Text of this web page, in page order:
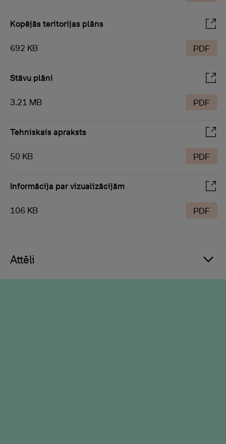
Kopējās teritorijas plāns
692 KB PDF
Stāvu plāni
3.21 MB PDF
Tehniskais apraksts
50 KB PDF
Informācija par vizualizācijām
106 KB PDF
Attēli